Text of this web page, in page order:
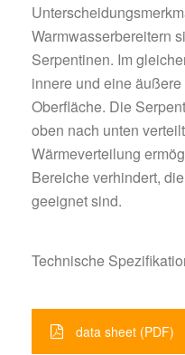
Warmwasserbereitern
Serpentinen. Im
innere und eine
Oberfläche. Die
oben nach unten
Wärmeverteilung
Bereiche verhindert,
geeignet sind.
Technische
data sheet (PDF)